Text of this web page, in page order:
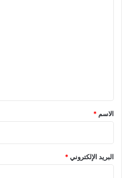
*
الاسم *
البريد الإلكتروني*